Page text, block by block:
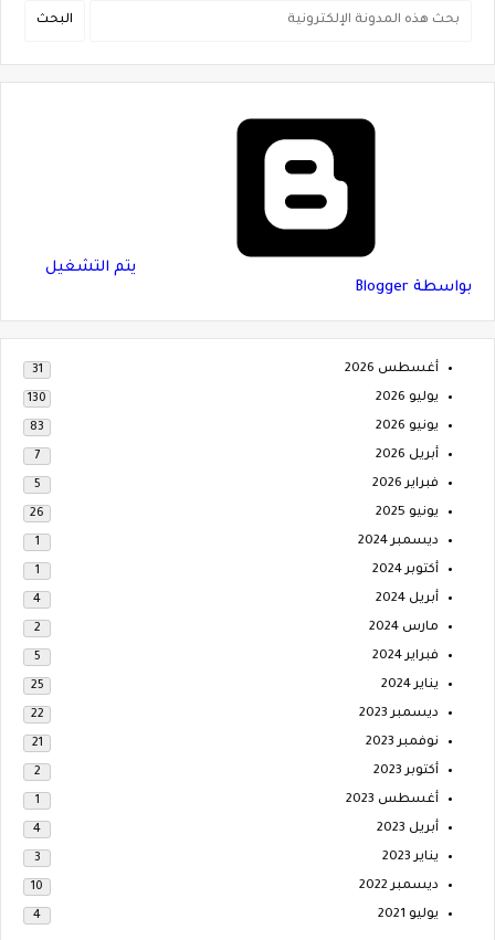
‏يتم التشغيل
بواسطة Blogger
أغسطس 2026 31
يوليو 2026 130
يونيو 2026 83
أبريل 2026 7
فبراير 2026 5
يونيو 2025 26
ديسمبر 2024 1
أكتوبر 2024 1
أبريل 2024 4
مارس 2024 2
فبراير 2024 5
يناير 2024 25
ديسمبر 2023 22
نوفمبر 2023 21
أكتوبر 2023 2
أغسطس 2023 1
أبريل 2023 4
يناير 2023 3
ديسمبر 2022 10
يوليو 2021 4